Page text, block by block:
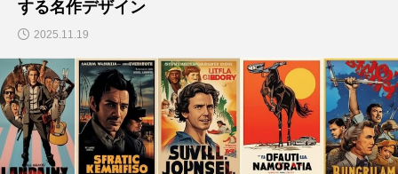
第7回 成原佑太郎コラ
『プラダを着た悪魔』
する名作デザイン
2025.11.19